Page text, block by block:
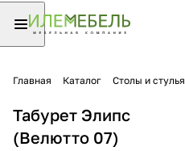
Главная Каталог Столы и стулья
Табурет Элипс
(Велютто 07)